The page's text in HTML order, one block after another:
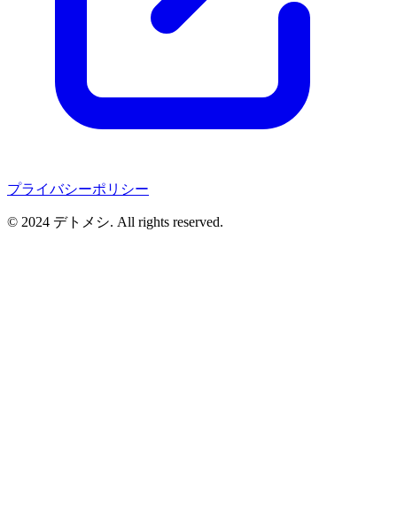
プライバシーポリシー
© 2024 デトメシ. All rights reserved.